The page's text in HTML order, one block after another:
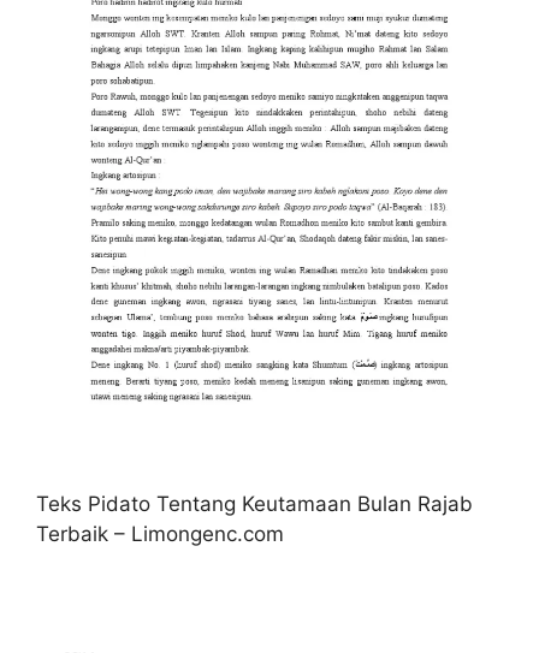
Teks Pidato Tentang Keutamaan Bulan Rajab
Terbaik – Limongenc.com